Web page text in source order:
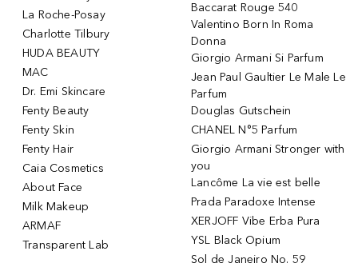
La Roche-Posay
Charlotte Tilbury
HUDA BEAUTY
MAC
Dr. Emi Skincare
Fenty Beauty
Fenty Skin
Fenty Hair
Caia Cosmetics
About Face
Milk Makeup
ARMAF
Transparent Lab
Baccarat Rouge 540
Valentino Born In Roma
Donna
Giorgio Armani Si Parfum
Jean Paul Gaultier Le Male Le
Parfum
Douglas Gutschein
CHANEL N°5 Parfum
Giorgio Armani Stronger with
you
Lancôme La vie est belle
Prada Paradoxe Intense
XERJOFF Vibe Erba Pura
YSL Black Opium
Sol de Janeiro No. 59